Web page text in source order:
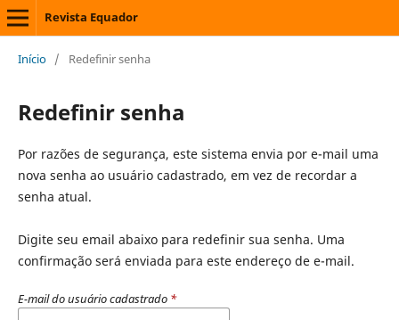
Revista Equador
Início / Redefinir senha
Redefinir senha
Por razões de segurança, este sistema envia por e-mail uma
nova senha ao usuário cadastrado, em vez de recordar a
senha atual.
Digite seu email abaixo para redefinir sua senha. Uma
confirmação será enviada para este endereço de e-mail.
E-mail do usuário cadastrado *